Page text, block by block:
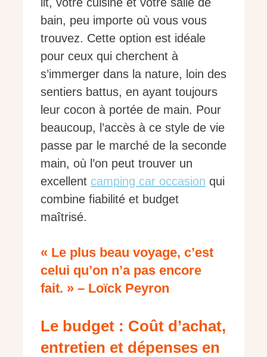
bain, peu importe où vous vous
trouvez. Cette option est idéale
pour ceux qui cherchent à
s’immerger dans la nature, loin des
sentiers battus, en ayant toujours
leur cocon à portée de main. Pour
beaucoup, l’accès à ce style de vie
passe par le marché de la seconde
main, où l’on peut trouver un
excellent camping car occasion qui
combine fiabilité et budget
maîtrisé.
« Le plus beau voyage, c’est
celui qu’on n’a pas encore
fait. » – Loïck Peyron
Le budget : Coût d’achat,
entretien et dépenses en